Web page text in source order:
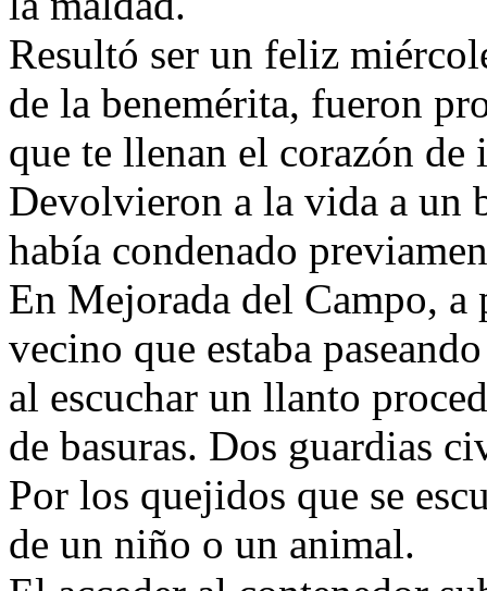
Resultó ser un feliz
de la benemérita, fueron
que te llenan el corazón de
Devolvieron a la vida a un
había condenado
En Mejorada del Campo, a
vecino que estaba
al escuchar un llanto
de basuras. Dos guardias
Por los quejidos que se
de un niño o un animal.